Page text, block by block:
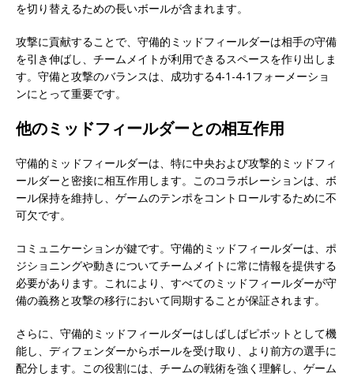
を切り替えるための長いボールが含まれます。
攻撃に貢献することで、守備的ミッドフィールダーは相手の守備
を引き伸ばし、チームメイトが利用できるスペースを作り出しま
す。守備と攻撃のバランスは、成功する4-1-4-1フォーメーショ
ンにとって重要です。
他のミッドフィールダーとの相互作用
守備的ミッドフィールダーは、特に中央および攻撃的ミッドフィ
ールダーと密接に相互作用します。このコラボレーションは、ボ
ール保持を維持し、ゲームのテンポをコントロールするために不
可欠です。
コミュニケーションが鍵です。守備的ミッドフィールダーは、ポ
ジショニングや動きについてチームメイトに常に情報を提供する
必要があります。これにより、すべてのミッドフィールダーが守
備の義務と攻撃の移行において同期することが保証されます。
さらに、守備的ミッドフィールダーはしばしばピボットとして機
能し、ディフェンダーからボールを受け取り、より前方の選手に
配分します。この役割には、チームの戦術を強く理解し、ゲーム